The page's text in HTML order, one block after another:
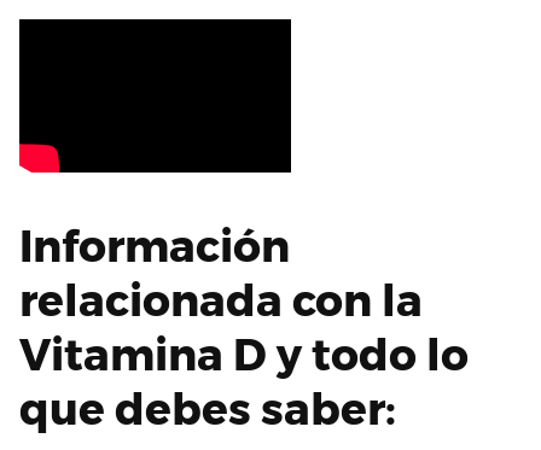
Información
relacionada con la
Vitamina D y todo lo
que debes saber: